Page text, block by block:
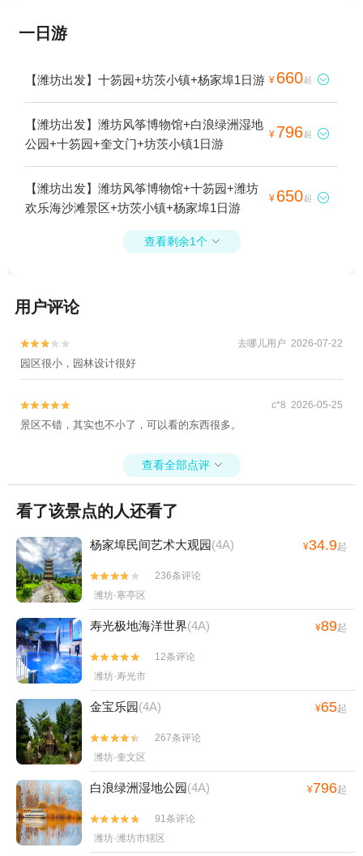
一日游
【潍坊出发】十笏园+坊茨小镇+杨家埠1日游 ¥ 660起 
【潍坊出发】潍坊风筝博物馆+白浪绿洲湿地
公园+十笏园+奎文门+坊茨小镇1日游
¥ 796起 
【潍坊出发】潍坊风筝博物馆+十笏园+潍坊
欢乐海沙滩景区+坊茨小镇+杨家埠1日游
¥ 650起 
查看剩余1个 
用户评论

 去哪儿用户 2026-07-22
园区很小，园林设计很好

 c*8 2026-05-25
景区不错，其实也不小了，可以看的东西很多。
查看全部点评 
看了该景点的人还看了
杨家埠民间艺术大观园(4A) ¥34.9起


236条评论
潍坊·寒亭区
寿光极地海洋世界(4A) ¥89起


12条评论
潍坊·寿光市
金宝乐园(4A) ¥65起


267条评论
潍坊·奎文区
白浪绿洲湿地公园(4A) ¥796起


91条评论
潍坊·潍坊市辖区